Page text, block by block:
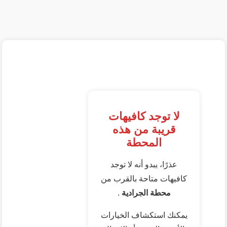
لا توجد كافيهات
قريبة من هذه
المحطة
عذرًا، يبدو أنه لا توجد
كافيهات متاحة بالقرب من
محطة الجرادية .
يمكنك استكشاف الخيارات